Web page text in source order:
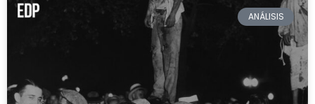
ANÁLISIS